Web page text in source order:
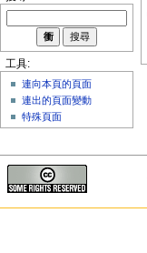
工具:
連向本頁的頁面
連出的頁面變動
特殊頁面